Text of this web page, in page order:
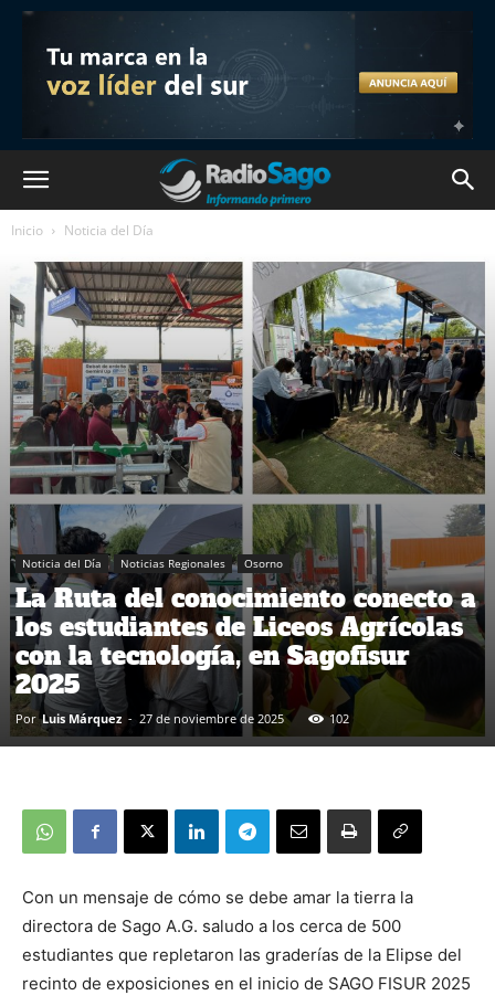
Inicio Noticia del Día
Noticia del Día Noticias Regionales Osorno
La Ruta del conocimiento conecto a
los estudiantes de Liceos Agrícolas
con la tecnología, en Sagofisur
2025
Por Luis Márquez - 27 de noviembre de 2025 102
Con un mensaje de cómo se debe amar la tierra la
directora de Sago A.G. saludo a los cerca de 500
estudiantes que repletaron las graderías de la Elipse del
recinto de exposiciones en el inicio de SAGO FISUR 2025